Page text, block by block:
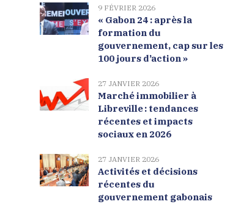
9 FÉVRIER 2026
« Gabon 24 : après la
formation du
gouvernement, cap sur les
100 jours d’action »
27 JANVIER 2026
Marché immobilier à
Libreville : tendances
récentes et impacts
sociaux en 2026
27 JANVIER 2026
Activités et décisions
récentes du
gouvernement gabonais